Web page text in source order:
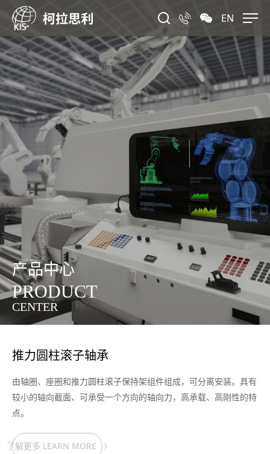
EN
产品中心
PRODUCT
CENTER
推力圆柱滚子轴承
由轴圈、座圈和推力圆柱滚子保持架组件组成，可分离安装。具有
较小的轴向截面、可承受一个方向的轴向力，高承载、高刚性的特
点。
了解更多 LEARN MORE